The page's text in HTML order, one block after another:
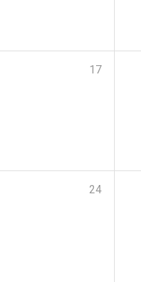
17
24